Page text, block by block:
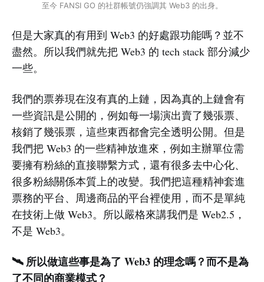
至今 FANSI GO 的社群帳號仍強調其 Web3 的出身。
但是大家真的有用到 Web3 的好處跟功能嗎？並不
盡然。所以我們就先把 Web3 的 tech stack 部分減少
一些。
我們的票券現在沒有真的上鏈，因為真的上鏈會有
一些資訊是公開的，例如每一場演出賣了幾張票、
核銷了幾張票，這些東西都會完全透明公開。但是
我們把 Web3 的一些精神放進來，例如主辦單位需
要擁有粉絲的直接聯繫方式，還有很多去中心化、
很多粉絲關係本質上的改變。我們把這種精神套進
票務的平台、周邊商品的平台裡使用，而不是單純
在技術上做 Web3。所以嚴格來講我們是 Web2.5，
不是 Web3。
🛰️ 所以做這些事是為了 Web3 的理念嗎？而不是為
了不同的商業模式？